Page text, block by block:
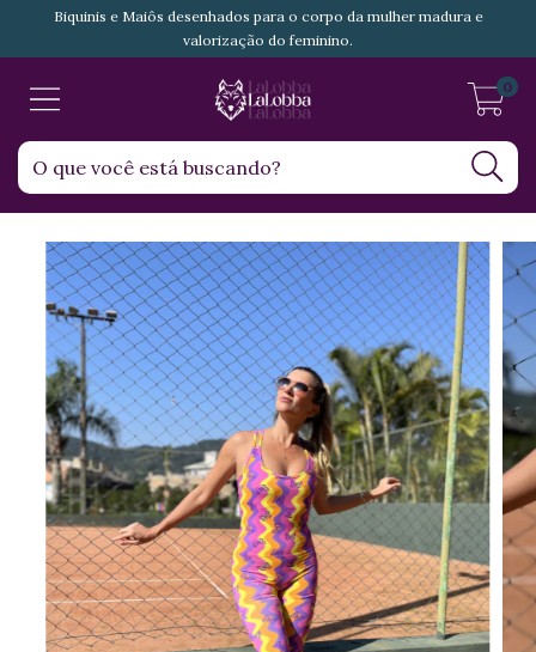
Biquinis e Maiôs desenhados para o corpo da mulher madura e
valorização do feminino.
0